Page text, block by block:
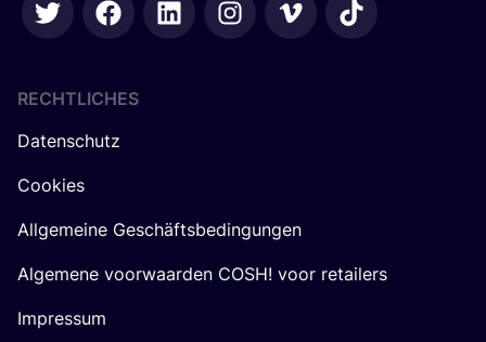
RECHTLICHES
Datenschutz
Cookies
Allgemeine Geschäftsbedingungen
Algemene voorwaarden COSH! voor retailers
Impressum